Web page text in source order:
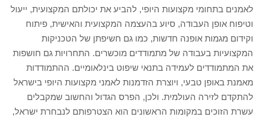
לאמנים בתחומי מקצועות היופי, להביע את יכולתם המקצועית, ייעול
וטיפוח אופן העבודה, סיוע בהעצמה המקצועית והאישית, פיתוח
וקידום מגמות אופנה חדשות, כמו גם חשיפתן של הטכניקות
המקצועיות בעבודה של מתמודדים מוכשרים. התחרויות גם חושפות
את המתמודדים לעמידה בתנאי שיפוט בינלאומיים. ההתמודדות
מאמנת באופן טבעי, ויוצרת הזדמנות לאמני מקצועות היופי בישראל
להתקדם לזירה העולמית. ולכן, הפרס הגדול והחשוב שמקבלים
עשרת הזוכים במקומות הראשונים הוא הצטרפותם לנבחרת ישראל,